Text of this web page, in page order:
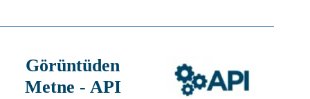
Görüntüden
Metne - API